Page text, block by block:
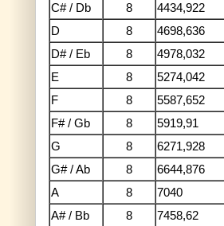
C# / Db
8 4434,922
D
8 4698,636
D# / Eb
8 4978,032
E
8 5274,042
F
8 5587,652
F# / Gb
8 5919,91
G
8 6271,928
G# / Ab
8 6644,876
A
8 7040
A# / Bb
8 7458,62